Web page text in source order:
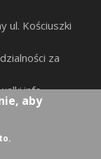
ul. Kościuszki
za
,
aby